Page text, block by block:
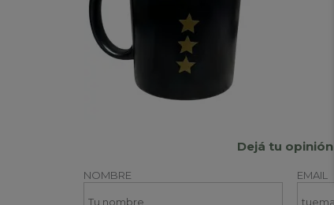
Dejá tu opinión
NOMBRE EMAIL